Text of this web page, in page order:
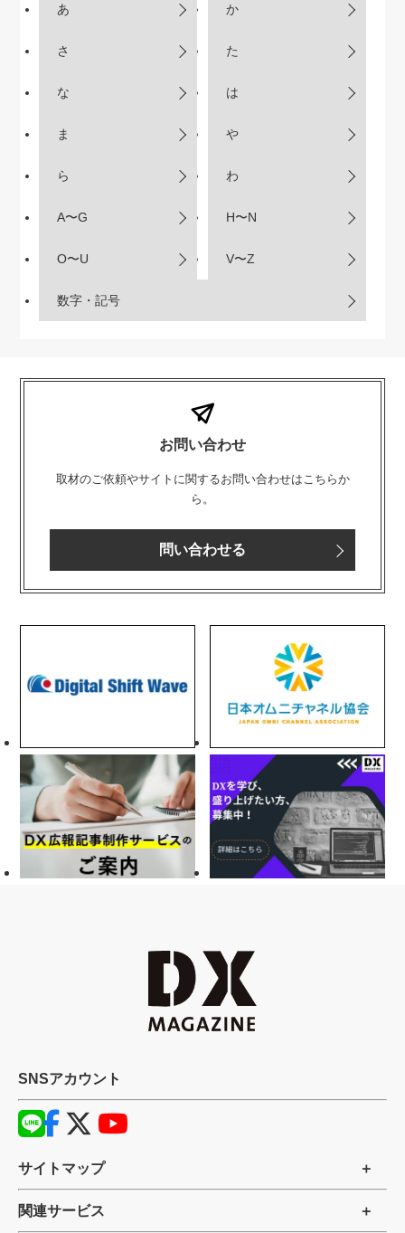
あ か
さ た
な は
ま や
ら わ
A〜G H〜N
O〜U V〜Z
数字・記号
お問い合わせ
取材のご依頼やサイトに関するお問い合わせはこちらか
ら。
問い合わせる
SNSアカウント
サイトマップ
関連サービス